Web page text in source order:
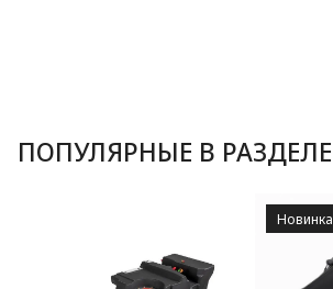
ПОПУЛЯРНЫЕ В РАЗДЕЛЕ
Новинка